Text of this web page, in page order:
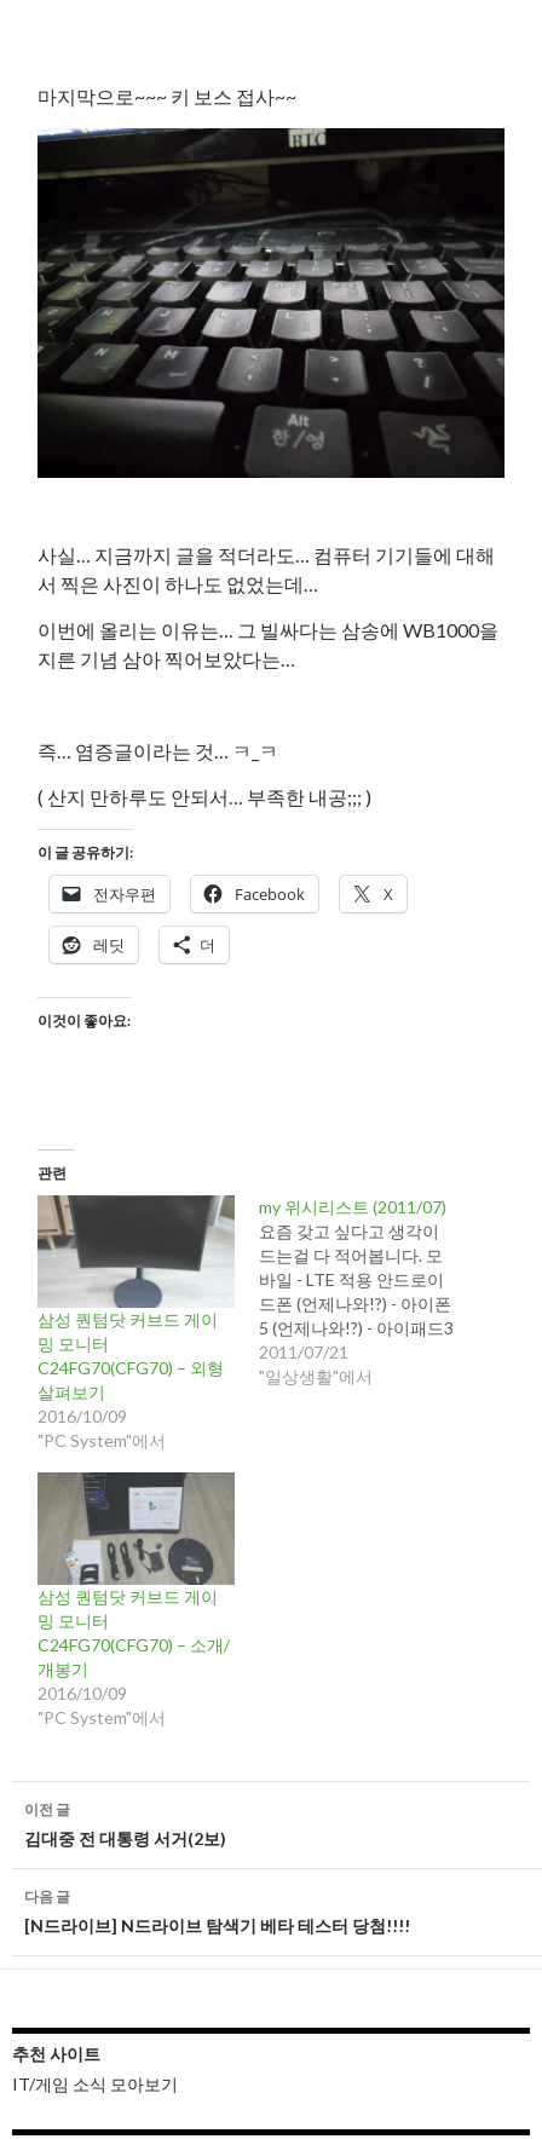
마지막으로~~~ 키 보스 접사~~
사실… 지금까지 글을 적더라도… 컴퓨터 기기들에 대해
서 찍은 사진이 하나도 없었는데…
이번에 올리는 이유는… 그 빌싸다는 삼송에 WB1000을
지른 기념 삼아 찍어보았다는…
즉… 염증글이라는 것… ㅋ_ㅋ
( 산지 만하루도 안되서… 부족한 내공;;; )
이 글 공유하기:
전자우편 Facebook X
레딧 더
이것이 좋아요:
관련
삼성 퀀텀닷 커브드 게이
밍 모니터
C24FG70(CFG70) – 외형
살펴보기
2016/10/09
"PC System"에서
my 위시리스트 (2011/07)
요즘 갖고 싶다고 생각이
드는걸 다 적어봅니다. 모
바일 - LTE 적용 안드로이
드폰 (언제나와!?) - 아이폰
5 (언제나와!?) - 아이패드3
(언제나와!?) - 블루투스 미
니키보드 - 보조배터리 -
2011/07/21
"일상생활"에서
삼성 퀀텀닷 커브드 게이
밍 모니터
C24FG70(CFG70) – 소개/
개봉기
2016/10/09
"PC System"에서
글
네
비
게
이
이전 글
김대중 전 대통령 서거(2보)
다음 글
[N드라이브] N드라이브 탐색기 베타 테스터 당첨!!!!
추천 사이트
IT/게임 소식 모아보기